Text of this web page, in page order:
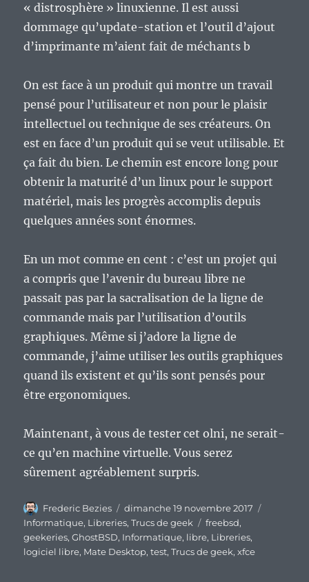
« distrosphère » linuxienne. Il est aussi
dommage qu’update-station et l’outil d’ajout
d’imprimante m’aient fait de méchants b
On est face à un produit qui montre un travail
pensé pour l’utilisateur et non pour le plaisir
intellectuel ou technique de ses créateurs. On
est en face d’un produit qui se veut utilisable. Et
ça fait du bien. Le chemin est encore long pour
obtenir la maturité d’un linux pour le support
matériel, mais les progrès accomplis depuis
quelques années sont énormes.
En un mot comme en cent : c’est un projet qui
a compris que l’avenir du bureau libre ne
passait pas par la sacralisation de la ligne de
commande mais par l’utilisation d’outils
graphiques. Même si j’adore la ligne de
commande, j’aime utiliser les outils graphiques
quand ils existent et qu’ils sont pensés pour
être ergonomiques.
Maintenant, à vous de tester cetolni, ne serait-
ce qu’en machine virtuelle. Vous serez
sûrement agréablement surpris.
Auteur
Frederic Bezies
Publié
le
dimanche 19 novembre 2017
Informatique, Libreries,Trucs de geek Étiquettes
freebsd,
geekeries,GhostBSD, Informatique, libre, Libreries,
logiciel libre, Mate Desktop,test,Trucs de geek,xfce